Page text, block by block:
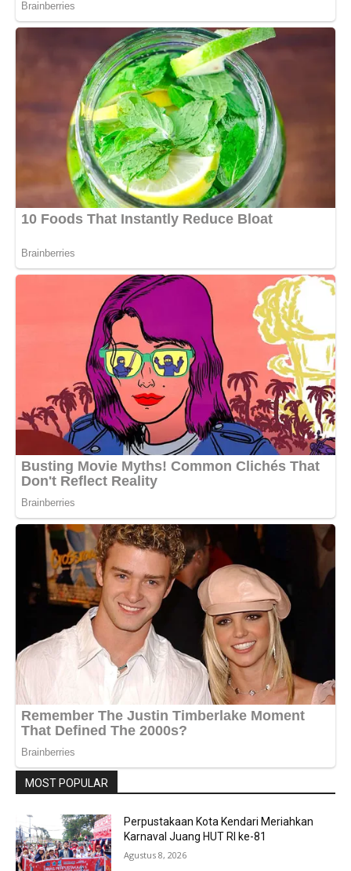
MOST POPULAR
Perpustakaan Kota Kendari Meriahkan
Karnaval Juang HUT RI ke-81
Agustus 8, 2026